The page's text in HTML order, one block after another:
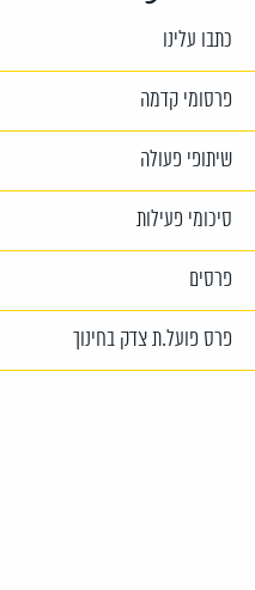
כתבו עלינו
פרסומי קדמה
שיתופי פעולה
סיכומי פעילות
פרסים
פרס פועל.ת צדק בחינוך